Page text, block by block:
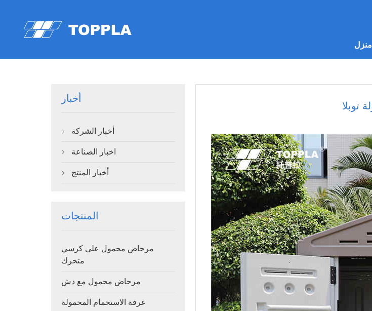
منزل
أخبار
 أخبار الشركة
 اخبار الصناعة
 أخبار المنتج
المنتجات
مرحاض محمول على كرسي
متحرك
مرحاض محمول مع دش
غرفة الاستحمام المحمولة